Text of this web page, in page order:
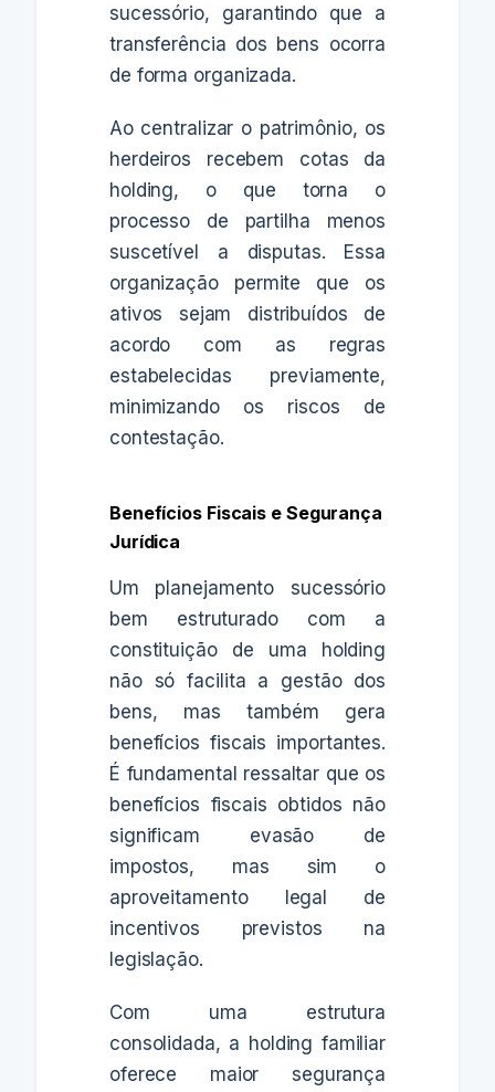
sucessório, garantindo que a
transferência dos bens ocorra
de forma organizada.
Ao centralizar o patrimônio, os
herdeiros recebem cotas da
holding, o que torna o
processo de partilha menos
suscetível a disputas. Essa
organização permite que os
ativos sejam distribuídos de
acordo com as regras
estabelecidas previamente,
minimizando os riscos de
contestação.
Benefícios Fiscais e Segurança
Jurídica
Um planejamento sucessório
bem estruturado com a
constituição de uma holding
não só facilita a gestão dos
bens, mas também gera
benefícios fiscais importantes.
É fundamental ressaltar que os
benefícios fiscais obtidos não
significam evasão de
impostos, mas sim o
aproveitamento legal de
incentivos previstos na
legislação.
Com uma estrutura
consolidada, a holding familiar
oferece maior segurança